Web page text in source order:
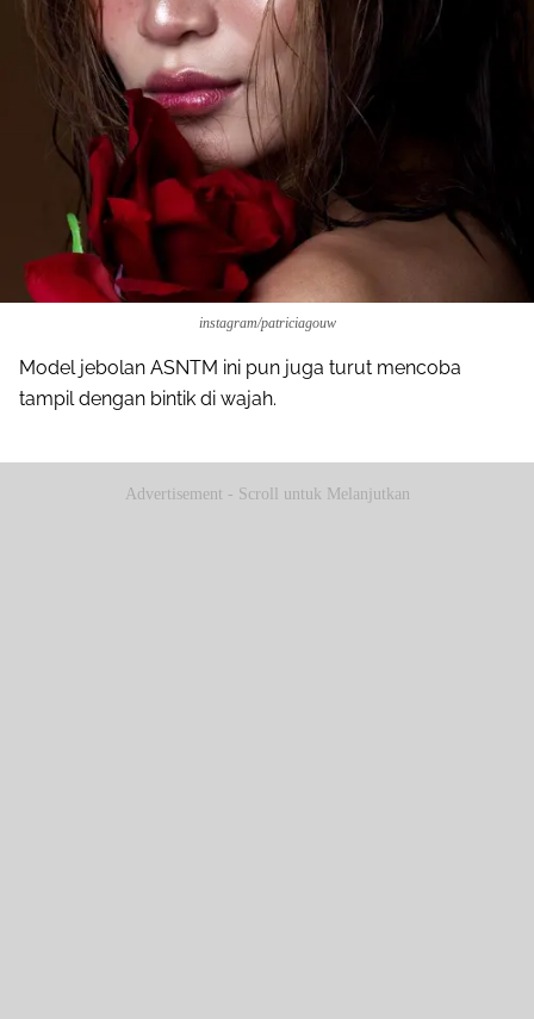
instagram/patriciagouw
Model jebolan ASNTM ini pun juga turut mencoba
tampil dengan bintik di wajah.
Advertisement - Scroll untuk Melanjutkan
Pinterest
Mail